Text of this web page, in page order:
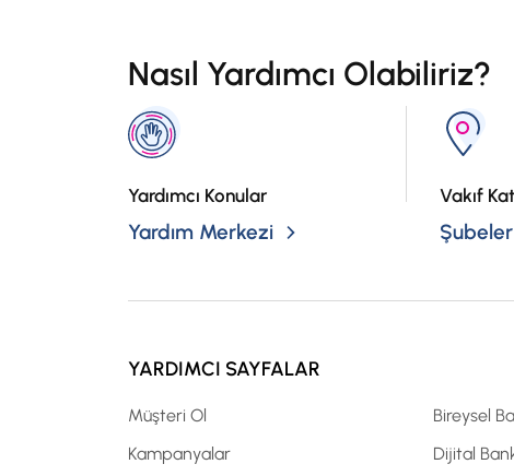
Nasıl Yardımcı Olabiliriz?
Yardımcı Konular
Yardım Merkezi
Vakıf
YARDIMCI SAYFALAR
Müşteri Ol
Kampanyalar
Bireysel
Dijital